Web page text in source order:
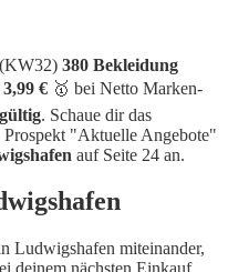
380 Bekleidung
3,99 € 🥇 bei Netto Marken-
. Schaue dir das
"Aktuelle Angebote"
auf Seite 24 an.
Ludwigshafen miteinander,